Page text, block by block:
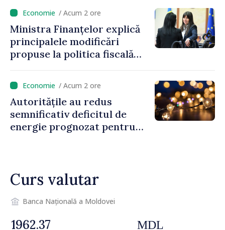
/ Acum 2 ore
Ministra Finanțelor explică
principalele modificări
propuse la politica fiscală
venit
/ Acum 2 ore
Autoritățile au redus
semnificativ deficitul de
energie prognozat pentru
Curs valutar
Banca Națională a Moldovei
MDL